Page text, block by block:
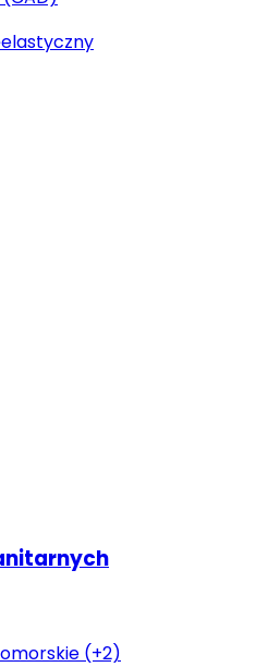
elastyczny
(+2)